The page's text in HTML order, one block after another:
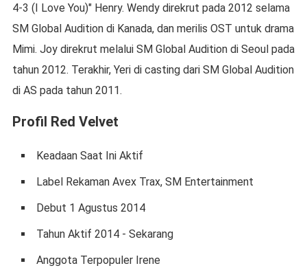
4-3 (I Love You)" Henry. Wendy direkrut pada 2012 selama
SM Global Audition di Kanada, dan merilis OST untuk drama
Mimi. Joy direkrut melalui SM Global Audition di Seoul pada
tahun 2012. Terakhir, Yeri di casting dari SM Global Audition
di AS pada tahun 2011.
Profil Red Velvet
Keadaan Saat Ini Aktif
Label Rekaman Avex Trax, SM Entertainment
Debut 1 Agustus 2014
Tahun Aktif 2014 - Sekarang
Anggota Terpopuler Irene